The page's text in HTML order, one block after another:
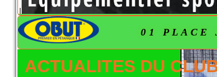
01 PLACE
ACTUALITES DU